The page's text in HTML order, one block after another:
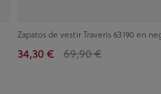
Zapatos de vestir Traveris 63190 en
34,30 € 69,90 €